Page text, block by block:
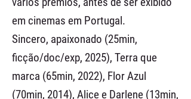
em cinemas em Portugal.
Sincero, apaixonado (25min,
ficção/doc/exp, 2025), Terra que
marca (65min, 2022), Flor Azul
(70min, 2014), Alice e Darlene (13min,